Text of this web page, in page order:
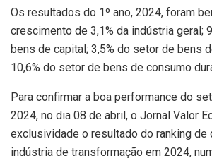
Os resultados do 1º ano, 2024, foram
crescimento de 3,1% da indústria geral;
bens de capital; 3,5% do setor de bens
10,6% do setor de bens de consumo
Para confirmar a boa performance do
2024, no dia 08 de abril, o Jornal Valor
exclusividade o resultado do ranking de
indústria de transformação em 2024,